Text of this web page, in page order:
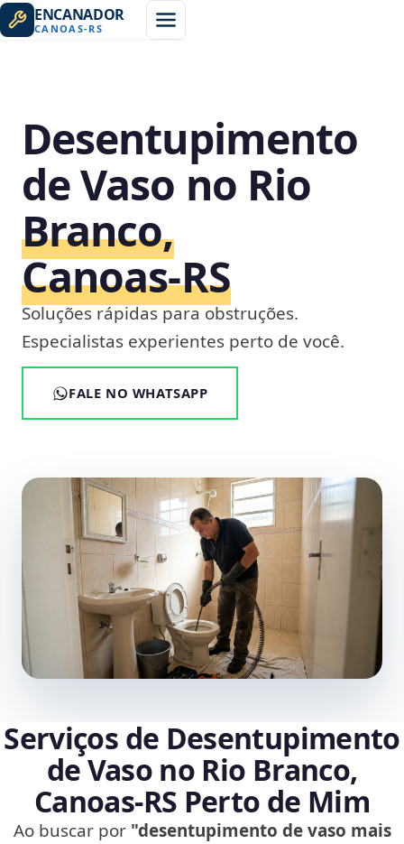
ENCANADOR
CANOAS-RS
Desentupimento
de Vaso no Rio
Branco,
Canoas‑RS
Soluções rápidas para obstruções.
Especialistas experientes perto de você.
FALE NO WHATSAPP
Serviços de Desentupimento
de Vaso no Rio Branco,
Canoas‑RS Perto de Mim
Ao buscar por "desentupimento de vaso mais